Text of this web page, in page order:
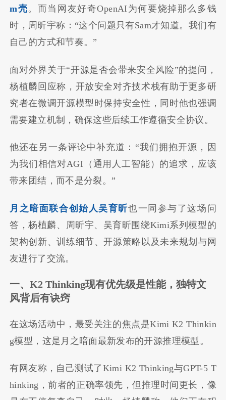
m壳。而当网友好奇OpenAI为何要烧掉那么多钱
时，周昕宇称：“这个问题只有Sam才知道。我们有
自己的方式和节奏。”
面对外界关于“开源是否会带来安全风险”的提问，
杨植麟回应称，开放安全对齐技术栈有助于更多研
究者在微调开源模型时保持安全性，同时他也强调
需要建立机制，确保这些后续工作遵循安全协议。
他还在另一条评论中补充道：“我们拥抱开源，因
为我们相信对AGI（通用人工智能）的追求，应该
带来团结，而不是分裂。”
月之暗面联合创始人吴育昕也一同参与了这场问
答，杨植麟、周昕宇、吴育昕围绕Kimi系列模型的
架构创新、训练细节、开源策略以及未来规划与网
友进行了交流。
一、K2 Thinking现有优先级是性能，独特文
风背后有诀窍
在这场活动中，最受关注的焦点是Kimi K2 Thinkin
g模型，这是月之暗面最新发布的开源推理模型。
有网友称，自己测试了Kimi K2 Thinking与GPT-5 T
hinking，前者的正确率领先，但推理时间更长，像